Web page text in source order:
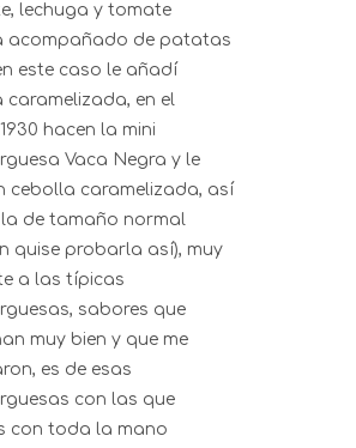
lechuga y tomate
acompañado de patatas
este caso le añadí
caramelizada, en el
hacen la mini
Vaca Negra y le
cebolla caramelizada, así
la de tamaño normal
quise probarla así), muy
a las típicas
sabores que
muy bien y que me
es de esas
con las que
con toda la mano